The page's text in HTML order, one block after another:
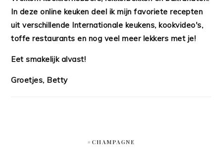
In deze online keuken deel ik mijn favoriete recepten
uit verschillende Internationale keukens, kookvideo's,
toffe restaurants en nog veel meer lekkers met je!
Eet smakelijk alvast!
Groetjes, Betty
#CHAMPAGNE